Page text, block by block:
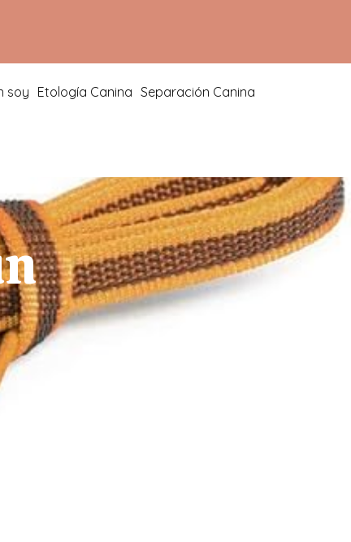
soy Etología Canina Separación Canina